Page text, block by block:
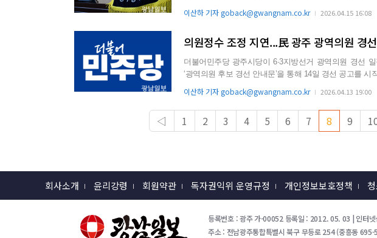
이산하 기자 goback@gwangnam.co.kr 2026.04.15 16:08
의원정수 조정 지연...民 광주 광역의원 경
더불어민주당 광주시당이 6·3지방선거 광역의원 경선 일정에 돌입했다. 민
‘광역의원 후보 경선 안내문’을 통해 14일 경선 공고를 시
이산하 기자 goback@gwangnam.co.kr 2026.04.13 19:00
◁ 1 2 3 4 5 6 7 8 9
회사소개 윤리강령 회원약관 독자권익위 운영규정 개인정보보호정책
등록번호 : 광주 가-00052 등록일 : 2012. 05. 03 | 인터
주소 : 전남광주통합특별시 북구 무등로 254 (중흥동